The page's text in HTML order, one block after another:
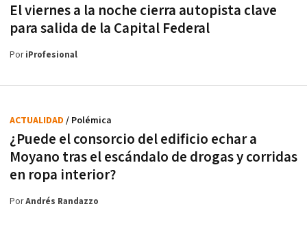
El viernes a la noche cierra autopista clave
para salida de la Capital Federal
PoriProfesional
¿Puede el consorcio del edificio echar a
Moyano tras el escándalo de drogas y corridas
en ropa interior?
ACTUALIDAD / Polémica
PorAndrés Randazzo